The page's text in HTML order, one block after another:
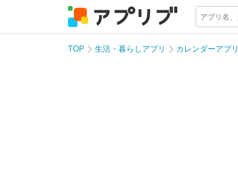
TOP 生活・暮らしアプリ カレンダーアプリ